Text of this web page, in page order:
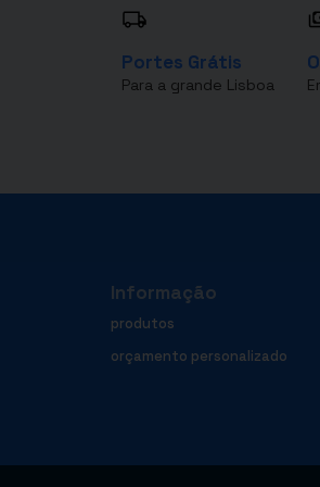
Portes Grátis
Para a grande Lisboa
Informação
produtos
orçamento personalizado